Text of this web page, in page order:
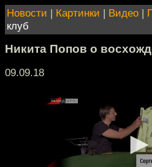
Новости | Картинки | Видео |
клуб
Никита Попов о
09.09.18